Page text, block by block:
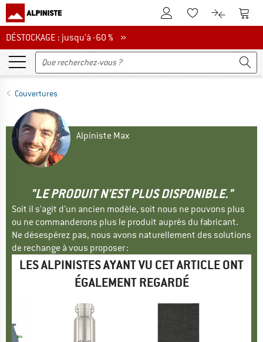
Vers le compte client
Vers la liste
Vers le
DÉSTOCKAGE : jusqu'à -60 %
DÉSTOCKAGE : jusqu'à -60 % »
Couvertures
Alpiniste Max
"LE PRODUIT N'EST PLUS DISPONIBLE."
Soit il s'agit d'un ancien modèle, soit nous ne pouvons plus
ou ne commanderons plus le produit auprès du fabricant.
Ne désespérez pas, nous avons naturellement des solutions
de rechange à vous proposer :
LES ALPINISTES AYANT VU CET ARTICLE ONT
ÉGALEMENT REGARDÉ